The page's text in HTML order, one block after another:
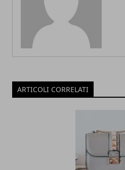
ARTICOLI CORRELATI